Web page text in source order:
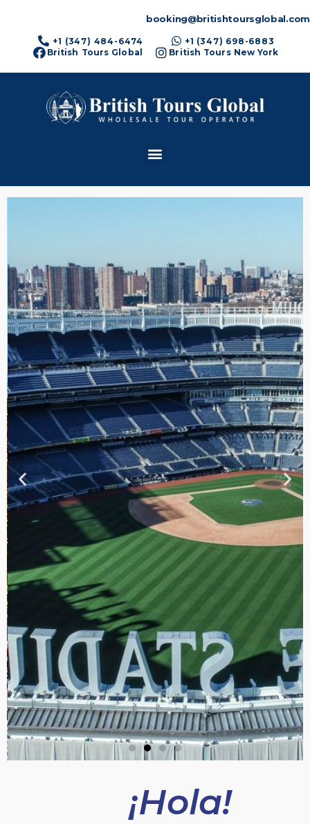
booking@britishtoursglobal.com
+1 (347) 484-6474
+1 (347) 698-6883
British Tours Global
British Tours New York
TOUR DE
CONTRASTES
¡Hola!